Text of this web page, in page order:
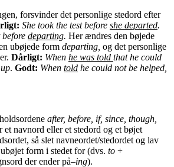
forsvinder det personlige stedord efter
She took the test before she departed.
before departing. Her ændres den bøjede
ubøjede form departing, og det personlige
Dårligt: When he was told that he could
. Godt: When told he could not be helped,
after, before, if, since, though,
et navnord eller et stedord og et bøjet
så slet navneordet/stedordet og lav
form i stedet for (dvs. to +
der ender på–ing).